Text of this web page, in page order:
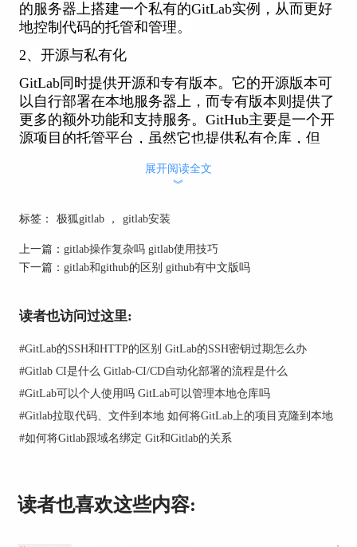
的服务器上搭建一个私有的GitLab实例，从而更好
地控制代码的托管和管理。
2、开源与私有化
GitLab同时提供开源和专有版本。它的开源版本可
以自行部署在本地服务器上，而专有版本则提供了
更多的额外功能和支持服务。GitHub主要是一个开
源项目的托管平台，虽然它也提供私有仓库，但
图1：开源与私有化
3、许可和定价
GitLab提供了更多的免费功能，包括不限数量的私
有仓库（但限制协作人数）。GitHub对于私有仓库
展开阅读全文
︾
标签： 极狐gitlab ， gitlab安装
上一篇： gitlab操作复杂吗 gitlab使用技巧
下一篇： gitlab和github的区别 github有中文版吗
读者也访问过这里:
#GitLab的SSH和HTTP的区别 GitLab的SSH密钥过期怎么办
#Gitlab CI是什么 Gitlab-CI/CD自动化部署的流程是什么
#GitLab可以个人使用吗 GitLab可以管理本地仓库吗
#Gitlab拉取代码、文件到本地 如何将GitLab上的项目克隆到本地
#如何将Gitlab跟域名绑定 Git和Gitlab的关系
读者也喜欢这些内容: